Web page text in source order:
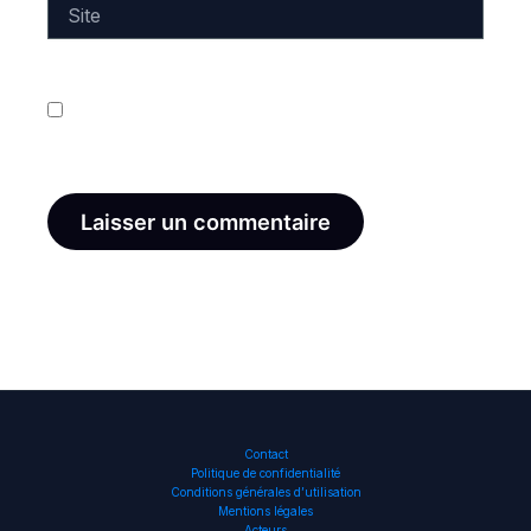
Contact
Politique de confidentialité
Conditions générales d’utilisation
Mentions légales